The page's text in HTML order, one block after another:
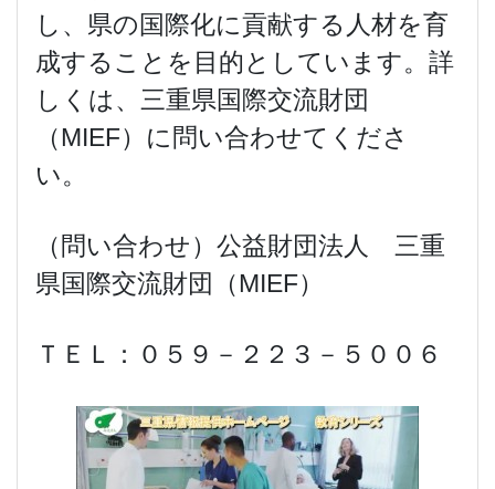
し、県の国際化に貢献する人材を育
成することを目的としています。詳
しくは、三重県国際交流財団
（MIEF）に問い合わせてくださ
い。
（問い合わせ）公益財団法人 三重
県国際交流財団（MIEF）
ＴＥＬ：０５９－２２３－５００６